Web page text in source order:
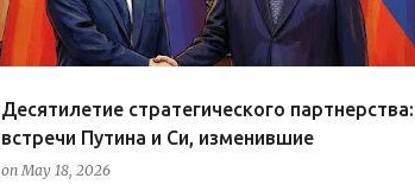
Десятилетие стратегического партнерства:
встречи Путина и Си, изменившие
отношения России и Китая
onMay 18, 2026